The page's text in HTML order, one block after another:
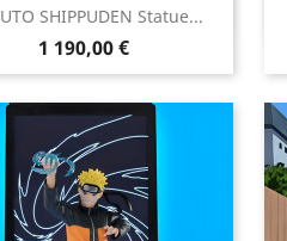
SHIPPUDEN Statue...
Prix
1 190,00 €
Aperçu rapide